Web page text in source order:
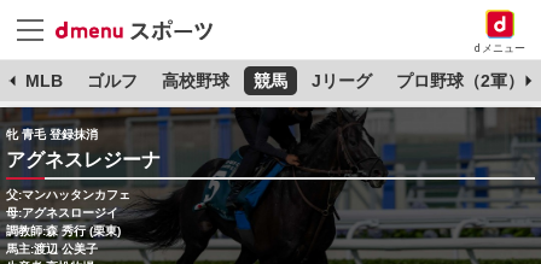
dメニュー
MLB ゴルフ 高校野球 競馬 Jリーグ プロ野球（2軍）
牝 青毛 登録抹消
アグネスレジーナ
父:マンハッタンカフェ
母:アグネスロージイ
調教師:森 秀行 (栗東)
馬主:渡辺 公美子